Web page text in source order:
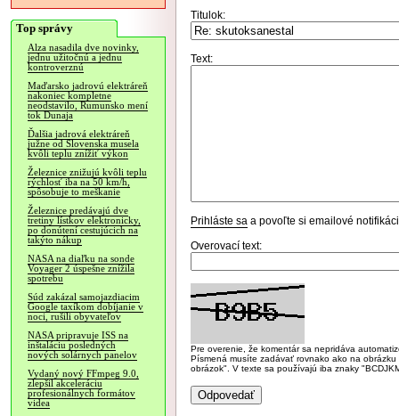
Top správy
Alza nasadila dve novinky,
jednu užitočnú a jednu
kontroverznú
Maďarsko jadrovú elektráreň
nakoniec kompletne
neodstavilo, Rumunsko mení
tok Dunaja
Ďalšia jadrová elektráreň
južne od Slovenska musela
kvôli teplu znížiť výkon
Železnice znižujú kvôli teplu
rýchlosť iba na 50 km/h,
spôsobuje to meškanie
Železnice predávajú dve
tretiny lístkov elektronicky,
po donútení cestujúcich na
takýto nákup
NASA na diaľku na sonde
Voyager 2 úspešne znížila
spotrebu
Súd zakázal samojazdiacim
Google taxíkom dobíjanie v
noci, rušili obyvateľov
NASA pripravuje ISS na
inštaláciu posledných
nových solárnych panelov
Vydaný nový FFmpeg 9.0,
zlepšil akceleráciu
profesionálnych formátov
videa
Titulok:
Text:
Prihláste sa a povoľte si emailové
Overovací text:
Pre overenie, že komentár sa nepridáva
Písmená musíte zadávať rovnako ako na
obrázok". V texte sa používajú iba znaky